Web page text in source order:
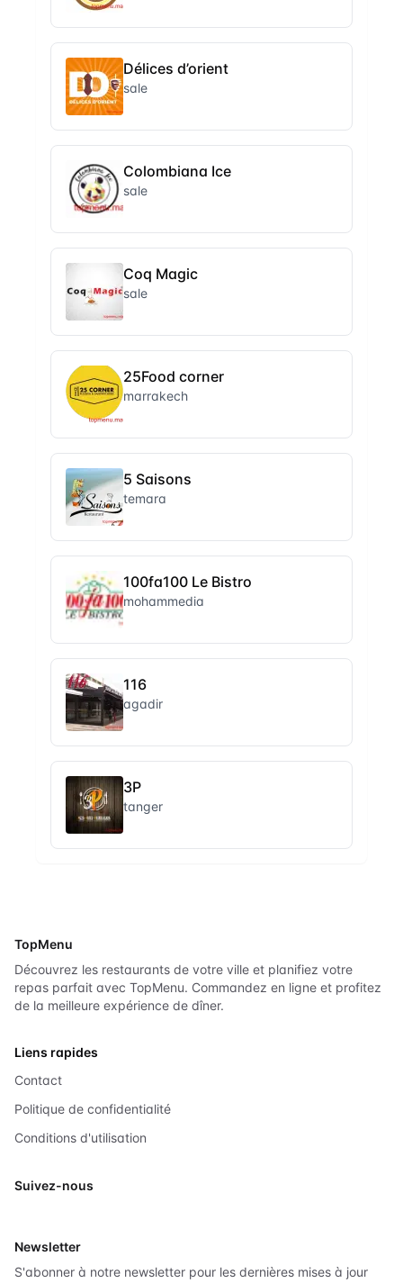
Délices d’orient
sale
Colombiana Ice
sale
Coq Magic
sale
25Food corner
marrakech
5 Saisons
temara
100fa100 Le Bistro
mohammedia
116
agadir
3P
tanger
TopMenu
Découvrez les restaurants de votre ville et planifiez votre
repas parfait avec TopMenu. Commandez en ligne et profitez
de la meilleure expérience de dîner.
Liens rapides
Contact
Politique de confidentialité
Conditions d'utilisation
Suivez-nous
Newsletter
S'abonner à notre newsletter pour les dernières mises à jour